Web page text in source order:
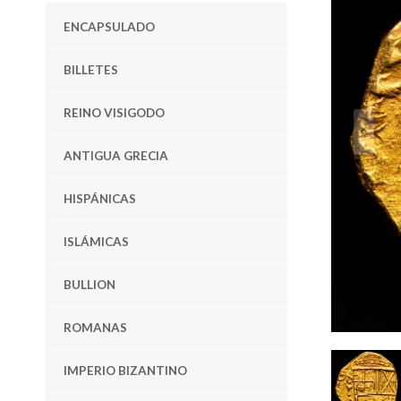
ENCAPSULADO
BILLETES
REINO VISIGODO
ANTIGUA GRECIA
HISPÁNICAS
ISLÁMICAS
BULLION
ROMANAS
IMPERIO BIZANTINO